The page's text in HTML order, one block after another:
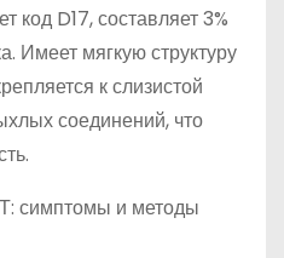
код D17, составляет 3%
Имеет мягкую структуру
к слизистой
соединений, что